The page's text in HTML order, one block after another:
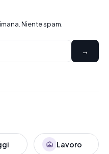
Niente spam.
→
Lavoro